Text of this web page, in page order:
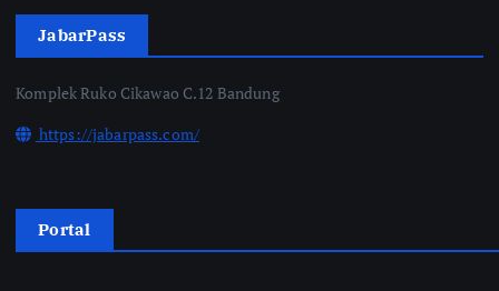
JabarPass
Komplek Ruko Cikawao C.12 Bandung
https://jabarpass.com/
Portal